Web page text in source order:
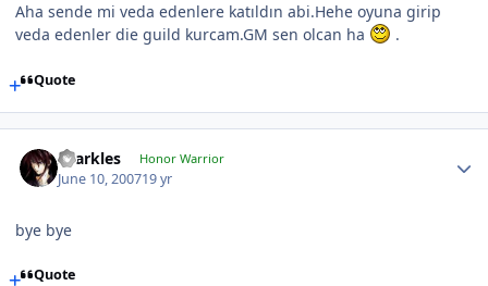
Aha sende mi veda edenlere katıldın abi.Hehe oyuna girip
veda edenler die guild kurcam.GM sen olcan ha
.
Quote
sparkles Honor Warrior
June 10, 200719 yr
bye bye
Quote